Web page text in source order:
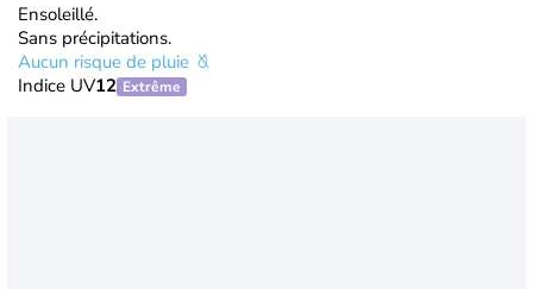
Ensoleillé.
Sans précipitations.
Aucun risque de pluie
Indice UV12 Extrême